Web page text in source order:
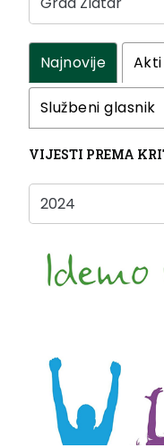
Najnovije
Službeni glasnik
VIJESTI PREMA